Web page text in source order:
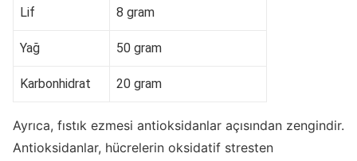
Lif 8 gram
Yağ 50 gram
Karbonhidrat 20 gram
Ayrıca, fıstık ezmesi antioksidanlar açısından zengindir.
Antioksidanlar, hücrelerin oksidatif stresten